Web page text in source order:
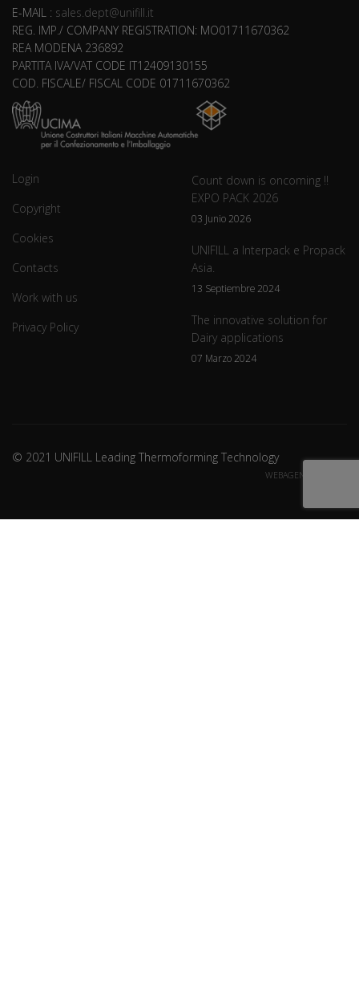
E-MAIL : sales.dept@unifill.it
REG. IMP./ COMPANY REGISTRATION: MO01711670362
REA MODENA 236892
PARTITA IVA/VAT CODE IT12409130155
COD. FISCALE/ FISCAL CODE 01711670362
Login
Copyright
Cookies
Contacts
Work with us
Privacy Policy
Count down is oncoming !!
EXPO PACK 2026
03 Junio 2026
UNIFILL a Interpack e Propack
Asia.
13 Septiembre 2024
The innovative solution for
Dairy applications
07 Marzo 2024
© 2021 UNIFILL Leading Thermoforming Technology
WEBAGENCY CREDITS